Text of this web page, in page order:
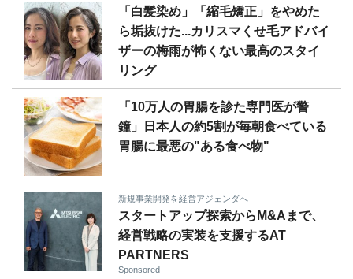
「白髪染め」「縮毛矯正」をやめた
ら垢抜けた...カリスマくせ毛アドバイ
ザーの梅雨が怖くない最高のスタイ
リング
「10万人の胃腸を診た専門医が警
鐘」日本人の約5割が毎朝食べている
胃腸に最悪の"ある食べ物"
新規事業開発を経営アジェンダへ
スタートアップ探索からM&Aまで、
経営戦略の実装を支援するAT
PARTNERS
Sponsored